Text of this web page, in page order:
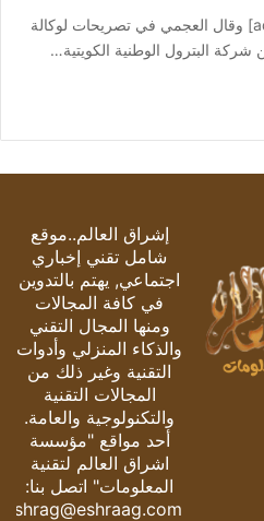
من صحيفة اشراق العالم 24:[ad_1] وقال العجمي في تصريحات لوكالة
من شركة البترول الوطنية الكويتية…
إشراق العالم..موقع
شامل تقني إخباري
اجتماعي, يهتم بالتدوين
في كافة المجالات
ومنها المجال التقني
والذكاء المنزلي وأدوات
التقنية وغير ذلك من
المجالات التقنية
والتكنولوجية والعامة.
أحد مواقع "مؤسسة
اشراق العالم لتقنية
المعلومات" اتصل بنا:
eshrag@eshraag.com